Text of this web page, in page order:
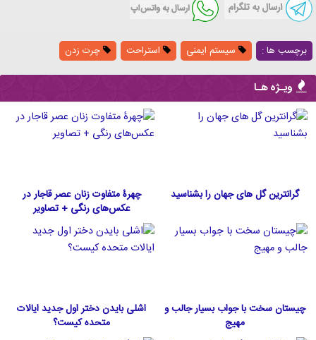
برچسب ها : سیستم ایمنی استراحت چرت زدن
ویـژه هـا
گرانترین گل های جهان را بشناسید
چهرۀ متفاوت زنان عصر قاجار در
عکس‌های رنگی + تصاویر
چیستان سخت با جواب بسیار جالب و
مهیج
اشلی بایدن دختر اول جدید ایالات
متحده كيست؟